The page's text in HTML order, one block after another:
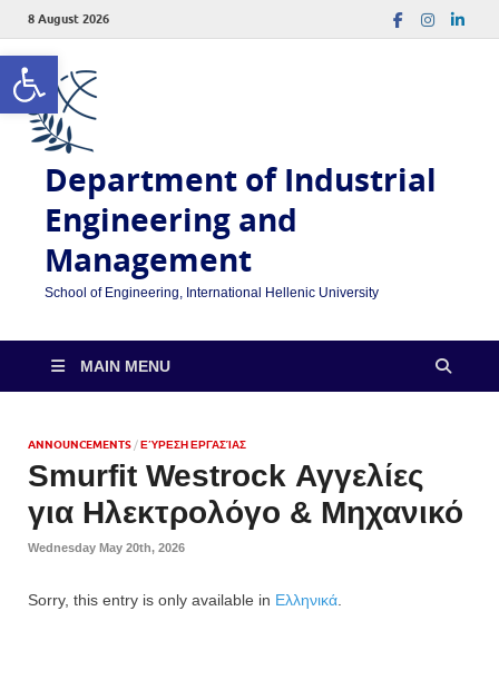
Open toolbar
8 August 2026
Department of Industrial
Engineering and
Management
School of Engineering, International Hellenic University
MAIN MENU
ANNOUNCEMENTS /ΕΎΡΕΣΗ ΕΡΓΑΣΊΑΣ
Smurfit Westrock Αγγελίες
για Ηλεκτρολόγο & Μηχανικό
Wednesday May 20th, 2026
Sorry, this entry is only available in Ελληνικά